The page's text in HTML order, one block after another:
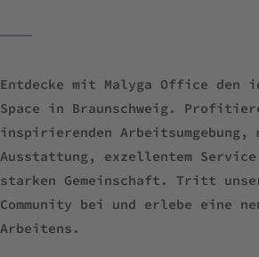
Entdecke mit Malyga Office den
Space in Braunschweig.
inspirierenden Arbeitsumgebung,
Ausstattung, exzellentem
starken Gemeinschaft. Tritt
Community bei und erlebe eine
Arbeitens.